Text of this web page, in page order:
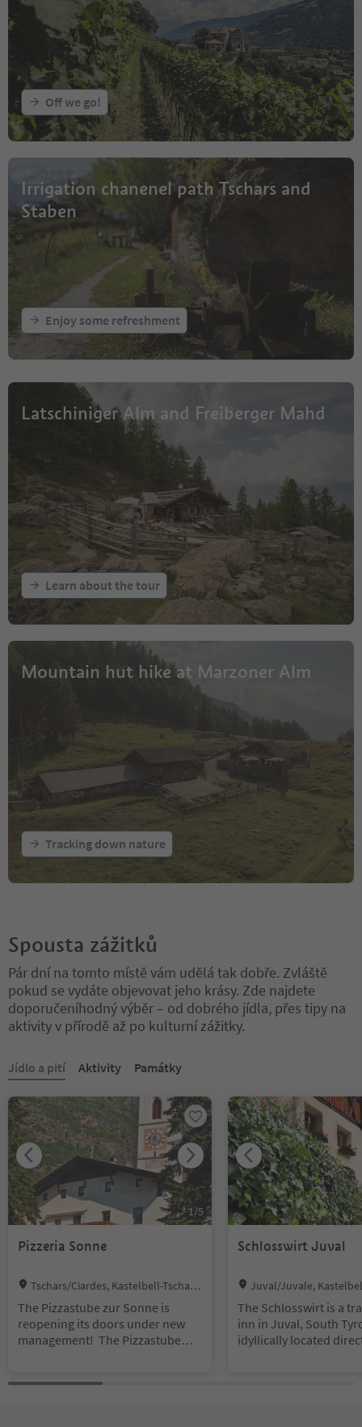
Off we go!
Irrigation chanenel path Tschars and
Staben
Enjoy some refreshment
Latschiniger Alm and Freiberger Mahd
Learn about the tour
Mountain hut hike at Marzoner Alm
Tracking down nature
Spousta zážitků
Pár dní na tomto místě vám udělá tak dobře. Zvláště
pokud se vydáte objevovat jeho krásy. Zde najdete
doporučeníhodný výběr – od dobrého jídla, přes tipy na
aktivity v přírodě až po kulturní zážitky.
Nacházíte se na tabulkovém posuvníku. Vyberte kartu pro
Jídlo a pití Aktivity Památky
1 /5
Pizzeria Sonne
Location:
Tschars/Ciardes, Kastelbell-Tschar
enosta
The Pizzastube zur Sonne is
reopening its doors under new
management! The Pizzastube
evening, but also at lunchtime, a
Schlosswirt Juval
Location:
Juval/Juvale,
sta
The Schlosswirt is a
inn in Juval, South
idyllically located